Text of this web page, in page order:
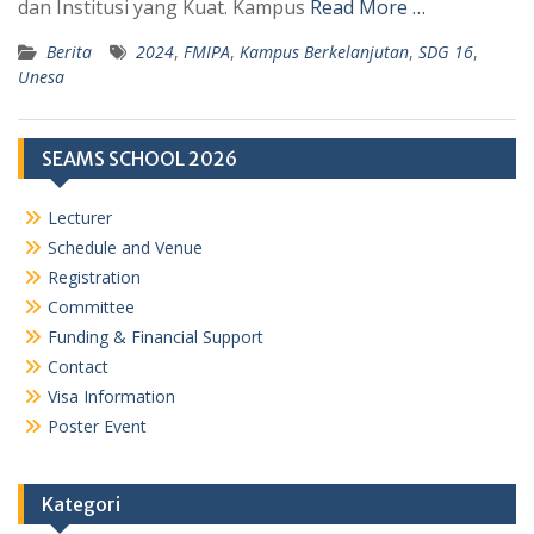
dan Institusi yang Kuat. Kampus Read More …
Berita 2024, FMIPA, Kampus Berkelanjutan, SDG 16,
Unesa
SEAMS SCHOOL 2026
Lecturer
Schedule and Venue
Registration
Committee
Funding & Financial Support
Contact
Visa Information
Poster Event
Kategori